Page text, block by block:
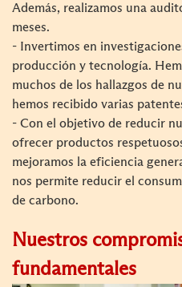
Además, realizamos una
meses.
- Invertimos en
producción y tecnología.
muchos de los hallazgos de
hemos recibido varias
- Con el objetivo de reducir
ofrecer productos
mejoramos la eficiencia
nos permite reducir el
de carbono.
Nuestros
fundamentales